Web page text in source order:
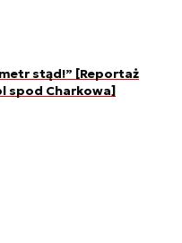
stąd!” [Reportaż
spod Charkowa]